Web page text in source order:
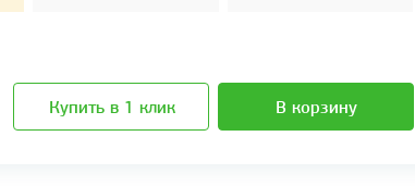
Купить в 1 клик В корзину